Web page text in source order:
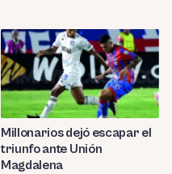
Millonarios dejó escapar el
triunfo ante Unión
Magdalena